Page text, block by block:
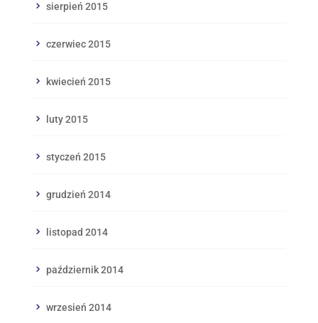
sierpień 2015
czerwiec 2015
kwiecień 2015
luty 2015
styczeń 2015
grudzień 2014
listopad 2014
październik 2014
wrzesień 2014